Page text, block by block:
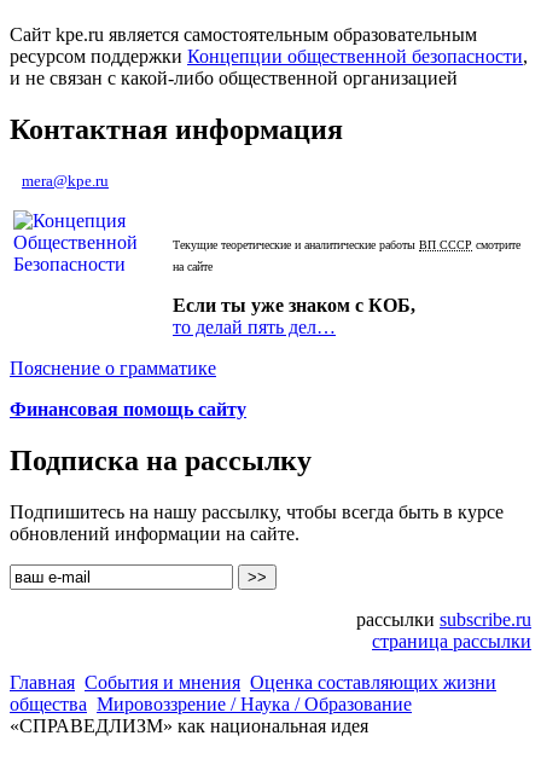
Сайт kpe.ru является самостоятельным образовательным
ресурсом поддержки Концепции общественной безопасности,
и не связан с какой-либо общественной организацией
Контактная информация
mera@kpe.ru
Текущие теоретические и аналитические работы ВП СССР смотрите
на сайте
Если ты уже знаком с КОБ,
то делай пять дел…
Пояснение о грамматике
Финансовая помощь сайту
Подписка на рассылку
Подпишитесь на нашу рассылку, чтобы всегда быть в курсе
обновлений информации на сайте.
рассылки subscribe.ru
страница рассылки
Главная События и мнения Оценка составляющих жизни
общества Мировоззрение / Наука / Образование
«СПРАВЕДЛИЗМ» как национальная идея